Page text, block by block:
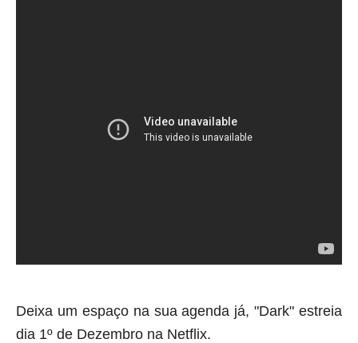
Deixa um espaço na sua agenda já, "Dark" estreia
dia 1º de Dezembro na Netflix.